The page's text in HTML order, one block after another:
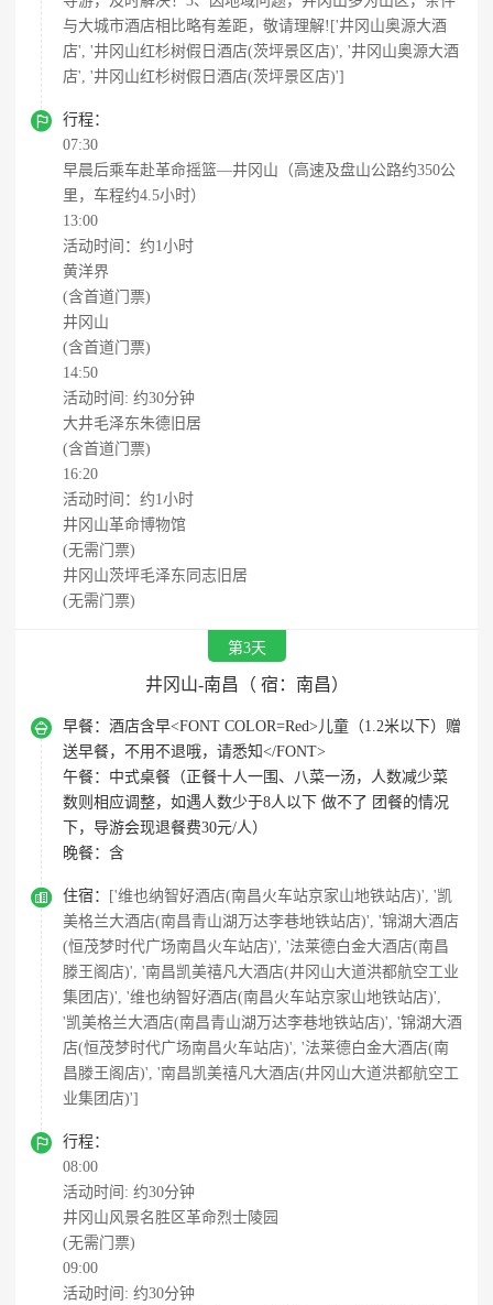
与大城市酒店相比略有差距，敬请理解!['井冈山奥源大酒
店', '井冈山红杉树假日酒店(茨坪景区店)', '井冈山奥源大酒
店', '井冈山红杉树假日酒店(茨坪景区店)']

行程：
07:30
早晨后乘车赴革命摇篮—井冈山（高速及盘山公路约350公
里，车程约4.5小时）
13:00
活动时间：约1小时
黄洋界
(含首道门票)
井冈山
(含首道门票)
14:50
活动时间: 约30分钟
大井毛泽东朱德旧居
(含首道门票)
16:20
活动时间：约1小时
井冈山革命博物馆
(无需门票)
井冈山茨坪毛泽东同志旧居
(无需门票)
第3天
井冈山-南昌（ 宿：南昌）
 早餐： 酒店含早<FONT COLOR=Red>儿童（1.2米以下）赠
送早餐，不用不退哦，请悉知</FONT>
午餐： 中式桌餐（正餐十人一围、八菜一汤，人数减少菜
数则相应调整，如遇人数少于8人以下 做不了 团餐的情况
下，导游会现退餐费30元/人）
晚餐： 含
 住宿：
['维也纳智好酒店(南昌火车站京家山地铁站店)', '凯
美格兰大酒店(南昌青山湖万达李巷地铁站店)', '锦湖大酒店
(恒茂梦时代广场南昌火车站店)', '法莱德白金大酒店(南昌
滕王阁店)', '南昌凯美禧凡大酒店(井冈山大道洪都航空工业
集团店)', '维也纳智好酒店(南昌火车站京家山地铁站店)',
'凯美格兰大酒店(南昌青山湖万达李巷地铁站店)', '锦湖大酒
店(恒茂梦时代广场南昌火车站店)', '法莱德白金大酒店(南
昌滕王阁店)', '南昌凯美禧凡大酒店(井冈山大道洪都航空工
业集团店)']

行程：
08:00
活动时间: 约30分钟
井冈山风景名胜区革命烈士陵园
(无需门票)
09:00
活动时间: 约30分钟